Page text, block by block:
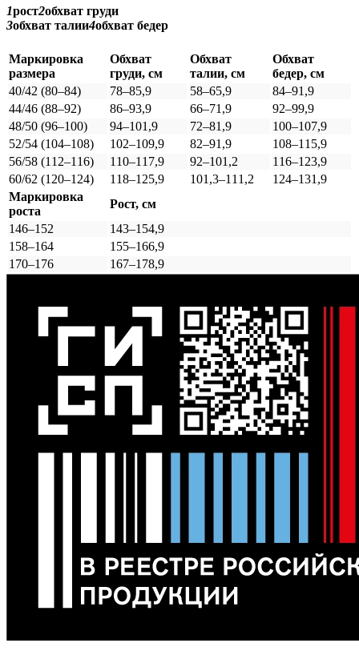
1рост2обхват груди
3обхват талии4обхват бедер
Маркировка
размера
Обхват
груди, см
Обхват
талии, см
Обхват
бедер, см
40/42 (80–84)
78–85,9 58–65,9
84–91,9
44/46 (88–92)
86–93,9 66–71,9
92–99,9
48/50 (96–100)
94–101,9 72–81,9
100–107,9
52/54 (104–108)
102–109,9 82–91,9
108–115,9
56/58 (112–116)
110–117,9 92–101,2
116–123,9
60/62 (120–124)
118–125,9 101,3–111,2
124–131,9
Маркировка
роста
Рост, см
146–152
143–154,9
158–164
155–166,9
170–176
167–178,9